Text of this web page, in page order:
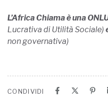
L’Africa Chiama è una
Lucrativa di Utilità Sociale)
non governativa)
CONDIVIDI